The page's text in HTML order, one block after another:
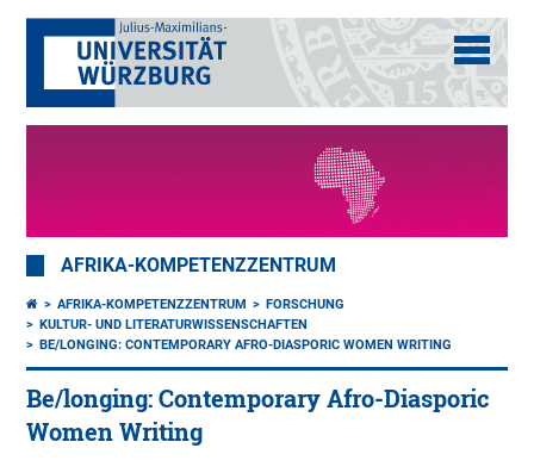
AFRIKA-KOMPETENZZENTRUM
AFRIKA-KOMPETENZZENTRUM
FORSCHUNG
KULTUR- UND LITERATURWISSENSCHAFTEN
BE/LONGING: CONTEMPORARY AFRO-DIASPORIC WOMEN WRITING
Be/longing: Contemporary Afro-Diasporic
Women Writing